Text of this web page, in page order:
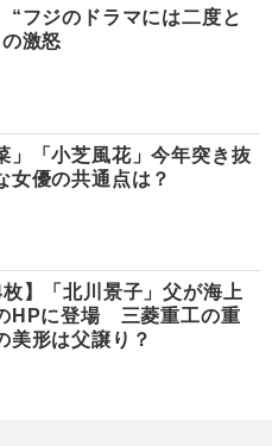
“フジのドラマには二度と
激怒
」「小芝風花」今年突き抜
女優の共通点は？
枚】「北川景子」父が海上
HPに登場 三菱重工の重
美形は父譲り？